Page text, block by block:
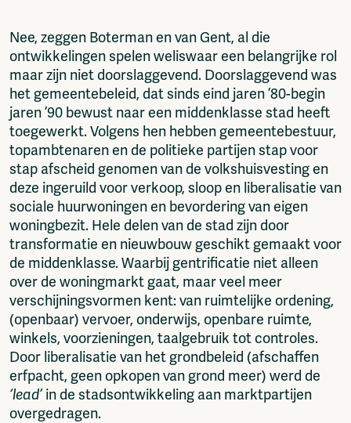
Nee, zeggen Boterman en van Gent, al die
ontwikkelingen spelen weliswaar een belangrijke rol
maar zijn niet doorslaggevend. Doorslaggevend was
het gemeentebeleid, dat sinds eind jaren ’80-begin
jaren ’90 bewust naar een middenklasse stad heeft
toegewerkt. Volgens hen hebben gemeentebestuur,
topambtenaren en de politieke partijen stap voor
stap afscheid genomen van de volkshuisvesting en
deze ingeruild voor verkoop, sloop en liberalisatie van
sociale huurwoningen en bevordering van eigen
woningbezit. Hele delen van de stad zijn door
transformatie en nieuwbouw geschikt gemaakt voor
de middenklasse. Waarbij gentrificatie niet alleen
over de woningmarkt gaat, maar veel meer
verschijningsvormen kent: van ruimtelijke ordening,
(openbaar) vervoer, onderwijs, openbare ruimte,
winkels, voorzieningen, taalgebruik tot controles.
Door liberalisatie van het grondbeleid (afschaffen
erfpacht, geen opkopen van grond meer) werd de
‘lead’in de stadsontwikkeling aan marktpartijen
overgedragen.